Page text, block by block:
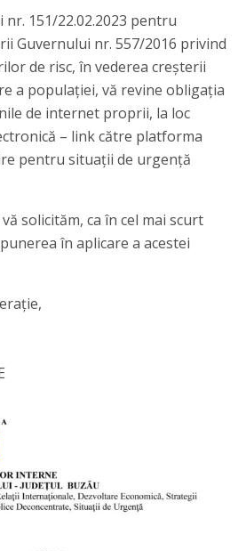
151/22.02.2023 pentru
Guvernului nr. 557/2016 privind
de risc, în vederea creșterii
a populației, vă revine obligația
de internet proprii, la loc
– link către platforma
pentru situații de urgență
solicităm, ca în cel mai scurt
în aplicare a acestei